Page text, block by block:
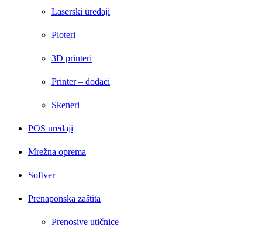
Laserski uređaji
Ploteri
3D printeri
Printer – dodaci
Skeneri
POS uređaji
Mrežna oprema
Softver
Prenaponska zaštita
Prenosive utičnice